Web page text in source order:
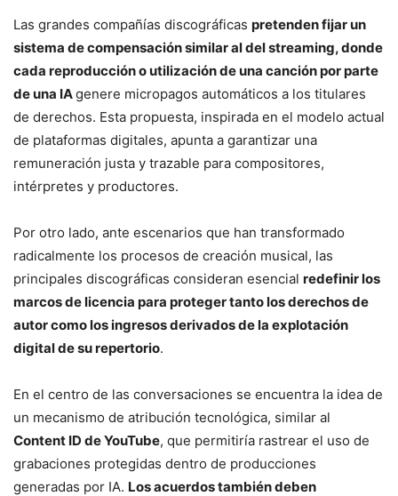
Las grandes compañías discográficas pretenden fijar un
sistema de compensación similar al del streaming, donde
cada reproducción o utilización de una canción por parte
de una IAgenere micropagos automáticos a los titulares
de derechos. Esta propuesta, inspirada en el modelo actual
de plataformas digitales, apunta a garantizar una
remuneración justa y trazable para compositores,
intérpretes y productores.
Por otro lado, ante escenarios que han transformado
radicalmente los procesos de creación musical, las
principales discográficas consideran esencial redefinir los
marcos de licencia para proteger tanto los derechos de
autor como los ingresos derivados de la explotación
digital de su repertorio.
En el centro de las conversaciones se encuentra la idea de
un mecanismo de atribución tecnológica, similar al
Content ID de YouTube, que permitiría rastrear el uso de
grabaciones protegidas dentro de producciones
generadas por IA. Los acuerdos también deben